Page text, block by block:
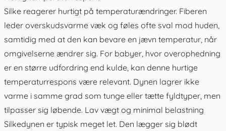
Silke reagerer hurtigt på temperaturændringer. Fiberen
leder overskudsvarme væk og føles ofte sval mod huden,
samtidig med at den kan bevare en jævn temperatur, når
omgivelserne ændrer sig. For babyer, hvor overophedning
er en større udfordring end kulde, kan denne hurtige
temperaturrespons være relevant. Dynen lagrer ikke
varme i samme grad som tunge eller tætte fyldtyper, men
tilpasser sig løbende. Lav vægt og minimal belastning
Silkedynen er typisk meget let. Den lægger sig blødt